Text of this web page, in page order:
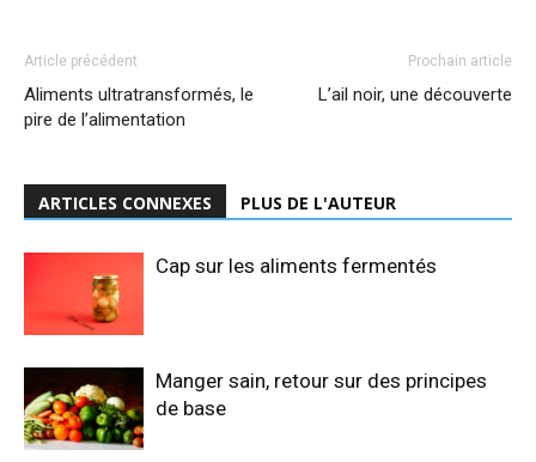
Article précédent
Aliments ultratransformés, le
pire de l’alimentation
Prochain article
L’ail noir, une découverte
ARTICLES CONNEXES PLUS DE L'AUTEUR
Cap sur les aliments fermentés
Manger sain, retour sur des principes
de base